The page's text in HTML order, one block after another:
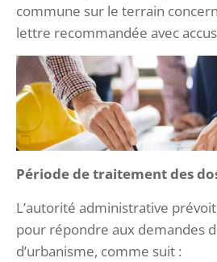
commune sur le terrain
lettre recommandée avec
Période de traitement des
L’autorité administrative
pour répondre aux demandes
d’urbanisme, comme suit :